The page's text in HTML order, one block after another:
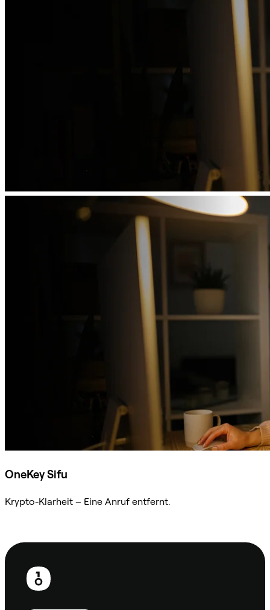
OneKey Sifu
Krypto-Klarheit – Eine Anruf entfernt.
Fußzeile